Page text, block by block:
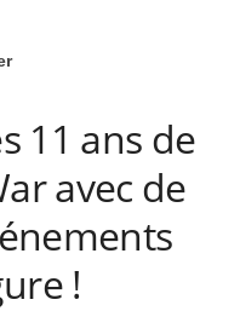
11 ans de
avec de
!